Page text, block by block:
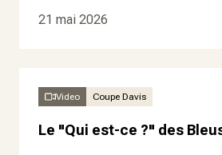
21 mai 2026
Video Coupe Davis
Le "Qui est-ce ?" des